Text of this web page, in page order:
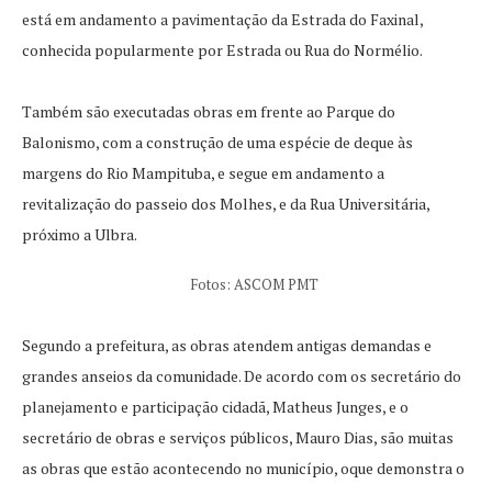
está em andamento a pavimentação da Estrada do Faxinal,
conhecida popularmente por Estrada ou Rua do Normélio.
Também são executadas obras em frente ao Parque do
Balonismo, com a construção de uma espécie de deque às
margens do Rio Mampituba, e segue em andamento a
revitalização do passeio dos Molhes, e da Rua Universitária,
próximo a Ulbra.
Fotos: ASCOM PMT
Segundo a prefeitura, as obras atendem antigas demandas e
grandes anseios da comunidade. De acordo com os secretário do
planejamento e participação cidadã, Matheus Junges, e o
secretário de obras e serviços públicos, Mauro Dias, são muitas
as obras que estão acontecendo no município, oque demonstra o